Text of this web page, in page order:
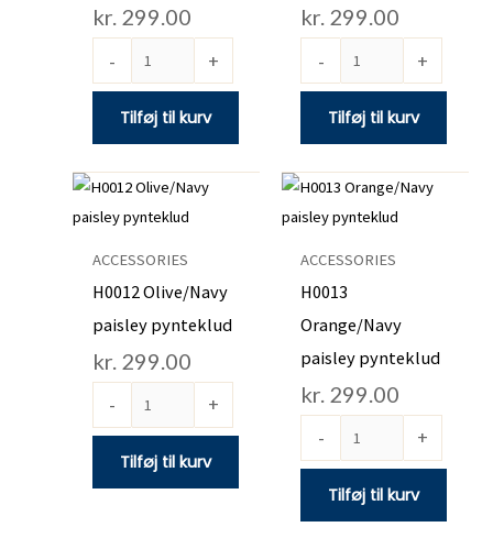
kr.299.00
- +
Tilføj til kurv
kr. 299.00
- +
Tilføj til kurv
ACCESSORIES
H0012 Olive/Navy
paisley pynteklud
kr. 299.00
-
H0012
Olive/Navy
antal
+
Tilføj til kurv
ACCESSORIES
H0013
Orange/Navy
paisley pynteklud
kr. 299.00
-
H0013
Orange/Navy
antal
+
Tilføj til kurv